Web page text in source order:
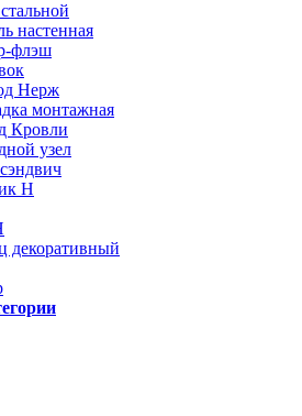
настенная
флэш
Нерж
монтажная
Кровли
узел
Н
декоративный